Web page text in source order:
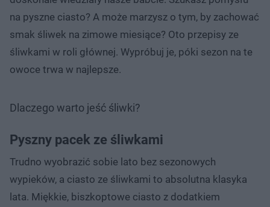
na pyszne ciasto? A może marzysz o tym, by zachować
smak śliwek na zimowe miesiące? Oto przepisy ze
śliwkami w roli głównej. Wypróbuj je, póki sezon na te
owoce trwa w najlepsze.
Dlaczego warto jeść śliwki?
Pyszny pacek ze śliwkami
Trudno wyobrazić sobie lato bez sezonowych
wypieków, a ciasto ze śliwkami to absolutna klasyka
lata. Miękkie, biszkoptowe ciasto z dodatkiem